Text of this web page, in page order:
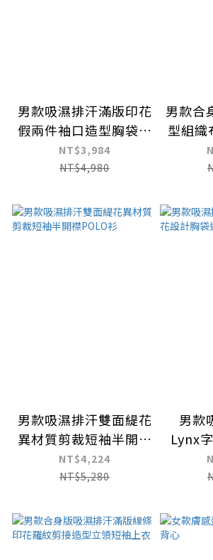
男款吸濕排汗滿版印花
假兩件袖口造型胸袋款
短袖POLO衫
NT$3,984
NT$4,980
男款合
型組織
型
男款吸濕排汗雙面緹花
異材質剪裁短袖半開襟
POLO衫
NT$4,224
NT$5,280
男款
Lynx
袋造